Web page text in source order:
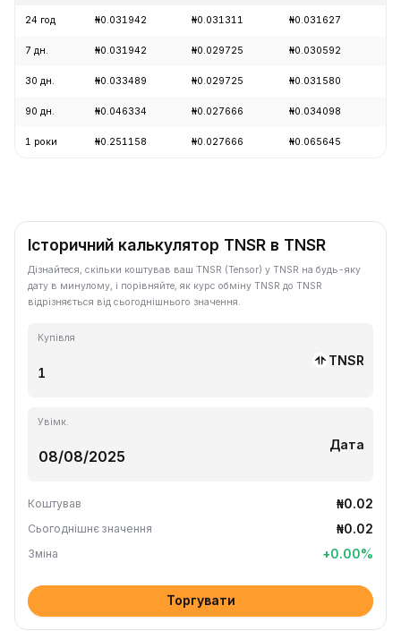
24 год ₦0.031942 ₦0.031311 ₦0.031627
7 дн. ₦0.031942 ₦0.029725 ₦0.030592
30 дн. ₦0.033489 ₦0.029725 ₦0.031580
90 дн. ₦0.046334 ₦0.027666 ₦0.034098
1 роки ₦0.251158 ₦0.027666 ₦0.065645
Історичний калькулятор TNSR в TNSR
Дізнайтеся, скільки коштував ваш TNSR (Tensor) у TNSR на будь-яку
дату в минулому, і порівняйте, як курс обміну TNSR до TNSR
відрізняється від сьогоднішнього значення.
Купівля
TNSR
Увімк.
Дата
Коштував ₦0.02
Сьогоднішнє значення ₦0.02
Зміна +0.00%
Торгувати